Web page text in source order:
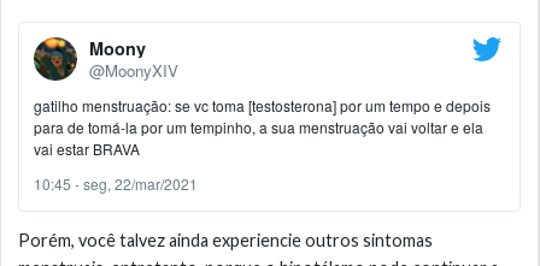
Moony
@MoonyXIV
gatilho menstruação: se vc toma [testosterona] por um tempo e depois
para de tomá-la por um tempinho, a sua menstruação vai voltar e ela
vai estar BRAVA
10:45 - seg, 22/mar/2021
Porém, você talvez ainda experiencie outros sintomas